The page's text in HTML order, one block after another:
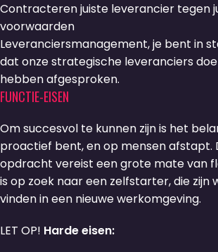
Contracteren juiste leverancier tegen
voorwaarden
Leveranciersmanagement, je bent in
dat onze strategische leveranciers
hebben afgesproken.
FUNCTIE-EISEN
Om succesvol te kunnen zijn is het
proactief bent, en op mensen afstapt.
opdracht vereist een grote mate van
is op zoek naar een zelfstarter, die zijn
vinden in een nieuwe werkomgeving.
LET OP! Harde eisen: